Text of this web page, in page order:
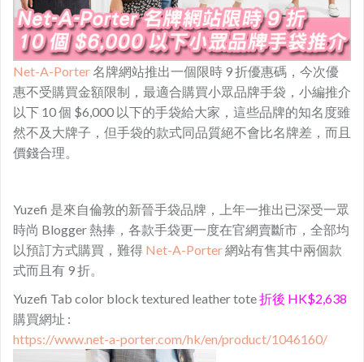
Net-A-Porter名牌網站推出一個限時 9 折優惠碼，今次優
惠不受購買金額限制，最適合購買小眾品牌手袋， 小編推介
以下 10 個 $6,000 以下的手袋給大家，這些品牌的知名度雖
然不及大牌子，但手袋的款式同品質絕不會比名牌差，而且
價錢合理。
Yuzefi 是來自倫敦的新晉手袋品牌，上年一推出已深受一眾
時尚 Blogger 熱捧，各款手袋更一度在官網賣斷市，全部均
以預訂方式購買，難得 Net-A-Porter網站有售其中兩個款
式而且有 9 折。
Yuzefi Tab color block textured leather tote折後 HK$2,638
購買網址 :
https://www.net-a-porter.com/hk/en/product/1046160/